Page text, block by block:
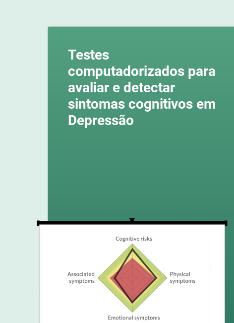
Testes
computadorizados para
avaliar e detectar
sintomas cognitivos em
Depressão